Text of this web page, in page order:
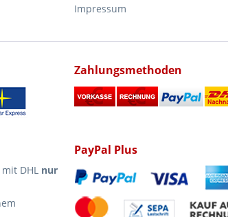
Impressum
DHL nur
Zahlungsmethoden
PayPal Plus